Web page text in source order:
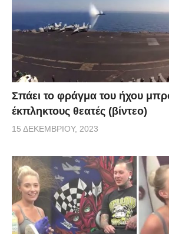
Σπάει το φράγμα του ήχου
έκπληκτους θεατές (βίντεο)
15 ΔΕΚΕΜΒΡΊΟΥ, 2023